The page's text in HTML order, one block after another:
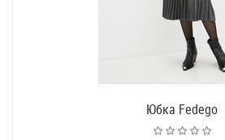
Юбка Fedego